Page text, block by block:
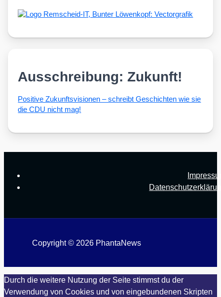
Ausschreibung: Zukunft!
Posi­ti­ve Zukunfts­vi­sio­nen – schreibt Geschich­ten wie sie
die CDU nicht mag!
Copyright © 2026 PhantaNews
Durch die weitere Nutzung der Seite stimmst du der
Verwendung von Cookies und von eingebundenen Skripten